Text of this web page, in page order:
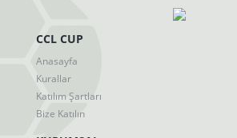
CCL CUP
Anasayfa
Kurallar
Katılım Şartları
Bize Katılın